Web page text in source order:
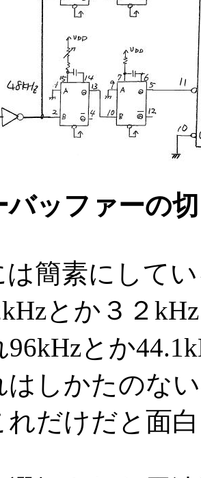
バッファーの
は簡素にして
とか３２
96kHzとか
はしかたのな
れだけだと面